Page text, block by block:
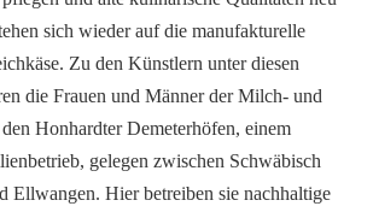
sich wieder auf die manufakturelle
Zu den Künstlern unter diesen
die Frauen und Männer der Milch- und
Honhardter Demeterhöfen, einem
gelegen zwischen Schwäbisch
Ellwangen. Hier betreiben sie nachhaltige